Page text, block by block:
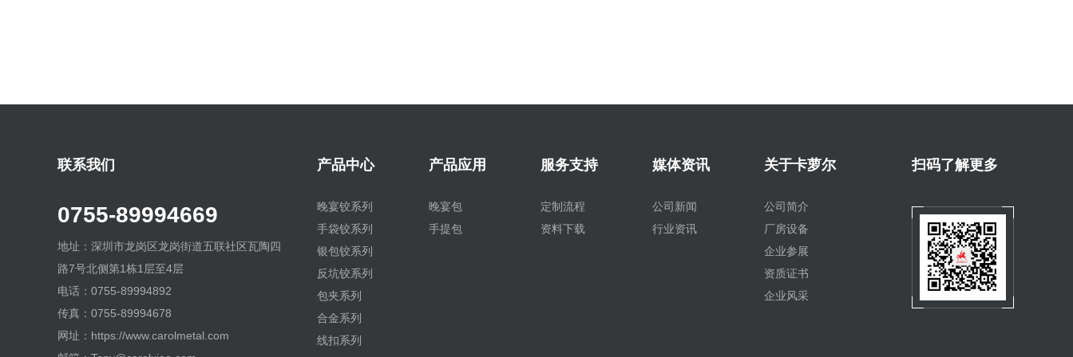
联系我们
0755-89994669
地址：深圳市龙岗区龙岗街道五联社区瓦陶四
路7号北侧第1栋1层至4层
电话：0755-89994892
传真：0755-89994678
网址：https://www.carolmetal.com
产品中心
晚宴铰系列
手袋铰系列
银包铰系列
反坑铰系列
包夹系列
合金系列
线扣系列
产品应用
晚宴包
手提包
服务支持
定制流程
资料下载
媒体资讯
公司新闻
行业资讯
关于卡萝尔
公司简介
厂房设备
企业参展
资质证书
企业风采
扫码了解更多